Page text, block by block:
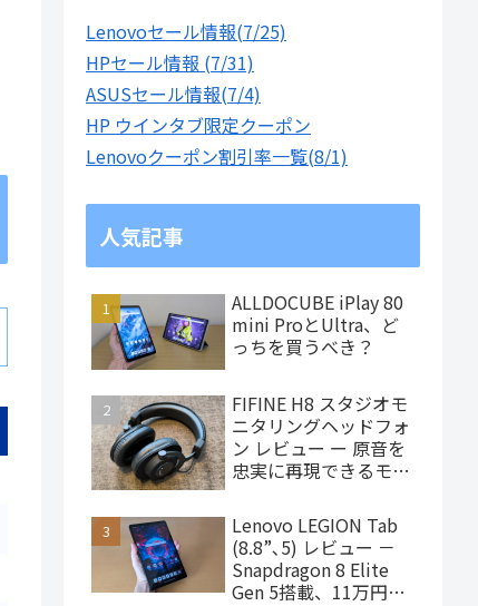
Lenovoセール情報(7/25)
HPセール情報 (7/31)
ASUSセール情報(7/4)
HP ウインタブ限定クーポン
Lenovoクーポン割引率一覧(8/1)
人気記事
ALLDOCUBE iPlay 80
mini ProとUltra、ど
っちを買うべき？
FIFINE H8 スタジオモ
ニタリングヘッドフォ
ン レビュー ー 原音を
忠実に再現できるモニ
4,000円台で購入でき
ます
Lenovo LEGION Tab
(8.8”､5) レビュー －
Snapdragon 8 Elite
Gen 5搭載、11万円台